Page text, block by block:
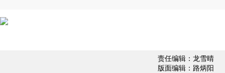
责任编辑：龙雪晴
版面编辑：路炳阳